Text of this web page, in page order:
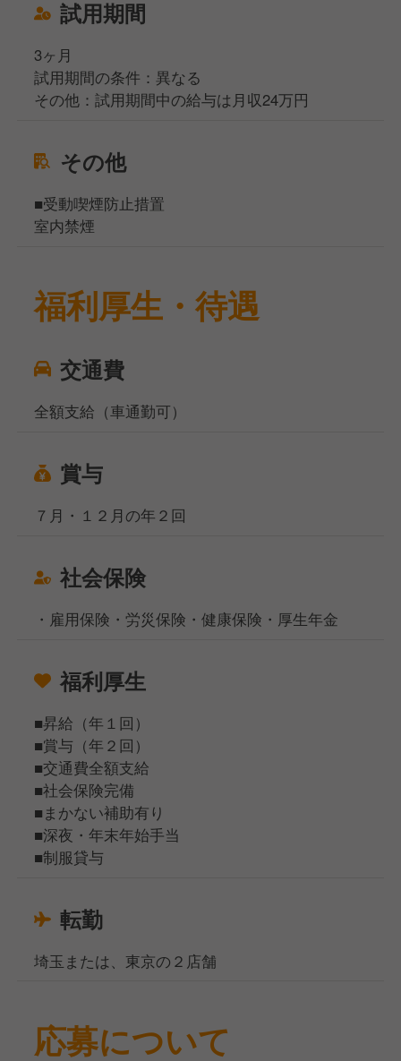
試用期間
3ヶ月
試用期間の条件：異なる
その他：試用期間中の給与は月収24万円
その他
■受動喫煙防止措置
室内禁煙
福利厚生・待遇
交通費
全額支給（車通勤可）
賞与
７月・１２月の年２回
社会保険
・雇用保険・労災保険・健康保険・厚生年金
福利厚生
■昇給（年１回）
■賞与（年２回）
■交通費全額支給
■社会保険完備
■まかない補助有り
■深夜・年末年始手当
■制服貸与
転勤
埼玉または、東京の２店舗
応募について